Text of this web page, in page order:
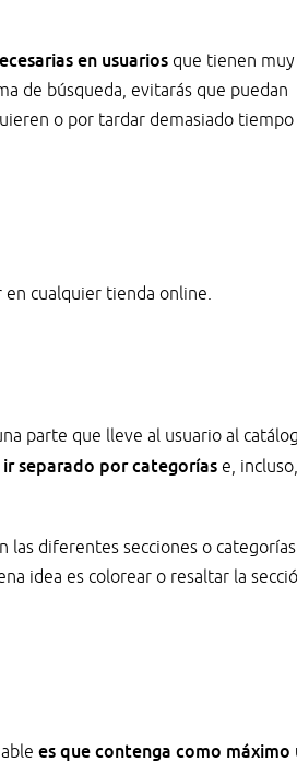
en usuarios que tienen
de búsqueda, evitarás que puedan
o por tardar demasiado tiempo
cualquier tienda online.
parte que lleve al usuario al
separado por categorías e,
las diferentes secciones o
idea es colorear o resaltar la
es que contenga como máximo